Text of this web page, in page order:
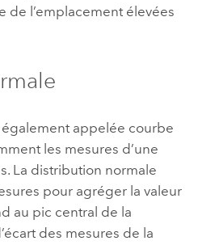
de l’emplacement élevées
appelée courbe
les mesures d’une
La distribution normale
pour agréger la valeur
au pic central de la
des mesures de la